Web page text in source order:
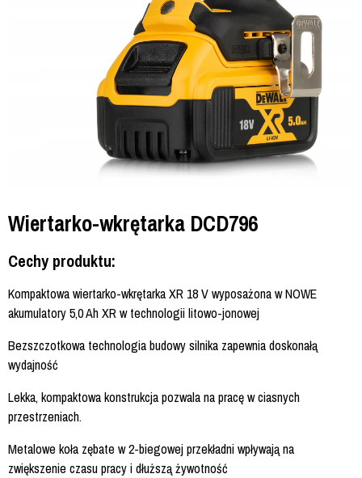
Wiertarko-wkrętarka DCD796
Cechy produktu:
Kompaktowa wiertarko-wkrętarka XR 18 V wyposażona w NOWE
akumulatory 5,0 Ah XR w technologii litowo-jonowej
Bezszczotkowa technologia budowy silnika zapewnia doskonałą
wydajność
Lekka, kompaktowa konstrukcja pozwala na pracę w ciasnych
przestrzeniach.
Metalowe koła zębate w 2-biegowej przekładni wpływają na
zwiększenie czasu pracy i dłuższą żywotność